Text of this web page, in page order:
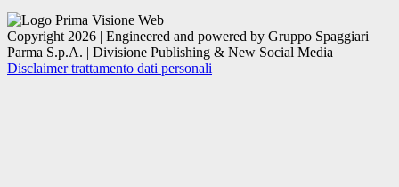
Copyright 2026 | Engineered and powered by Gruppo Spaggiari
Parma S.p.A. | Divisione Publishing & New Social Media
Disclaimer trattamento dati personali